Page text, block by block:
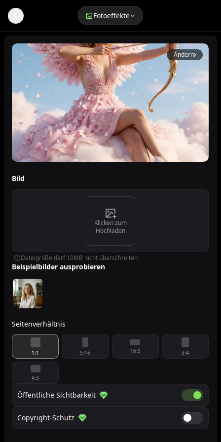
Fotoeffekte
Cupid Fantasy Liebesporträt - KI-Fotoeffekt-Generator |
Ändern
Bild
Klicken zum
Hochladen
Dateigröße darf 10MB nicht überschreiten
Beispielbilder ausprobieren
Seitenverhältnis
1:1 9:16 16:9 3:4
4:3
Öffentliche Sichtbarkeit
Copyright-Schutz